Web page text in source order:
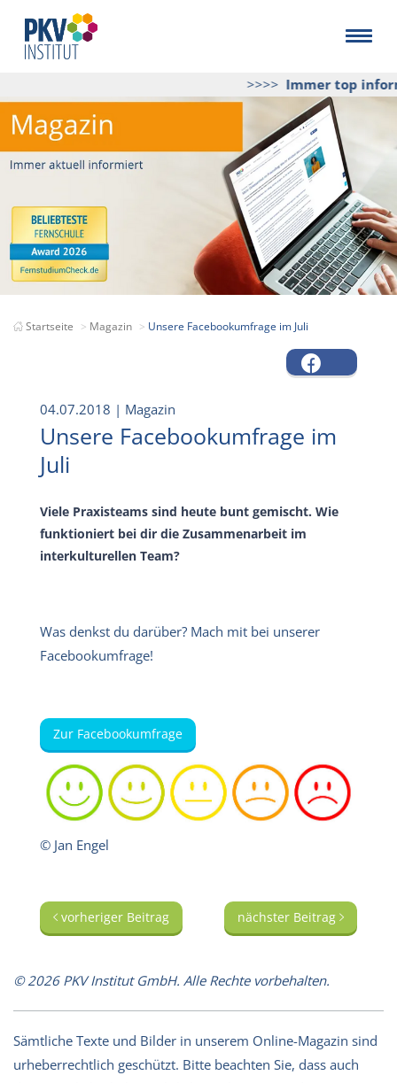
>>>>Immer top
Startseite Magazin Unsere Facebookumfrage im Juli
04.07.2018 | Magazin
Unsere Facebookumfrage im
Juli
Viele Praxisteams sind heute bunt gemischt. Wie
funktioniert bei dir die Zusammenarbeit im
interkulturellen Team?
Was denkst du darüber? Mach mit bei unserer
Facebookumfrage!
Zur Facebookumfrage
© Jan Engel
vorheriger Beitrag nächster Beitrag
© 2026 PKV Institut GmbH. Alle Rechte vorbehalten.
Sämtliche Texte und Bilder in unserem Online-Magazin sind
urheberrechtlich geschützt. Bitte beachten Sie, dass auch